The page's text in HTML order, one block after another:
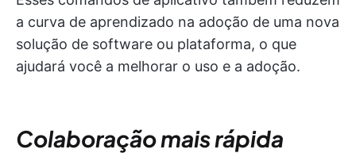
a curva de aprendizado na adoção de uma nova
solução de software ou plataforma, o que
ajudará você a melhorar o uso e a adoção.
Colaboração mais rápida